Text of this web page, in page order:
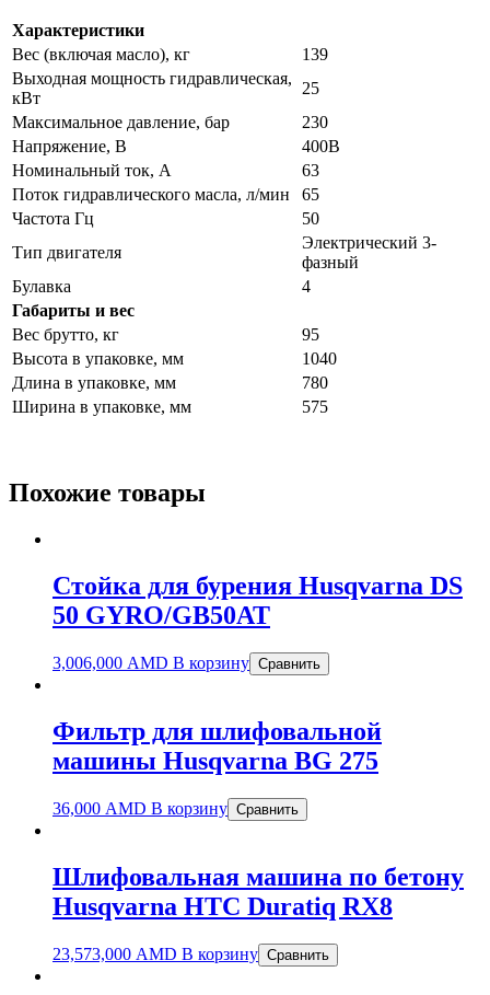
Характеристики
Вес (включая масло), кг
139
Выходная мощность гидравлическая,
кВт
25
Максимальное давление, бар
230
Напряжение, В
400В
Номинальный ток, А
63
Поток гидравлического масла, л/мин
65
Частота Гц
50
Тип двигателя
Электрический 3-
фазный
Булавка
4
Габариты и вес
Вес брутто, кг
95
Высота в упаковке, мм
1040
Длина в упаковке, мм
780
Ширина в упаковке, мм
575
Похожие товары
Стойка для бурения Husqvarna DS
50 GYRO/GB50AT
3,006,000 AMD В корзину Сравнить
Фильтр для шлифовальной
машины Husqvarna BG 275
36,000 AMD В корзину Сравнить
Шлифовальная машина по бетону
Husqvarna HTC Duratiq RX8
23,573,000 AMD В корзину Сравнить